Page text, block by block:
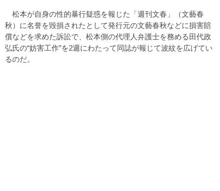
松本が自身の性的暴行疑惑を報じた「週刊文春」（文藝春
秋）に名誉を毀損されたとして発行元の文藝春秋などに損害賠
償などを求めた訴訟で、松本側の代理人弁護士を務める田代政
弘氏の“妨害工作”を2週にわたって同誌が報じて波紋を広げてい
るのだ。